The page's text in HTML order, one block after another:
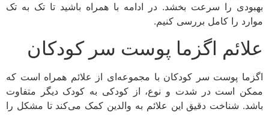
بهبودی را سرعت بخشد. در ادامه با همراه باشید تا تک به تک
موارد را کامل بررسی کنیم.
علائم اگزما پوست سر کودکان
اگزما پوست سر کودکان با مجموعه‌ای از علائم همراه است که
ممکن است در شدت و نوع، از کودکی به کودک دیگر متفاوت
باشد. شناخت دقیق این علائم به والدین کمک می‌کند تا مشکل را